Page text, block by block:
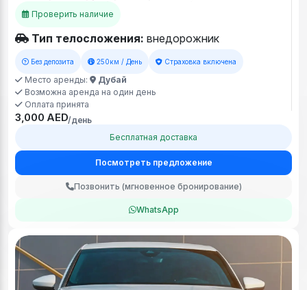
Проверить наличие
Тип телосложения: внедорожник
Без депозита 250км / День Страховка включена
Место аренды:
Дубай
Возможна аренда на один день
Оплата принята
3,000 AED/день
Бесплатная доставка
Посмотреть предложение
Позвонить (мгновенное бронирование)
WhatsApp